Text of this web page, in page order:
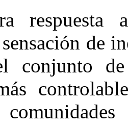
de
conjunto